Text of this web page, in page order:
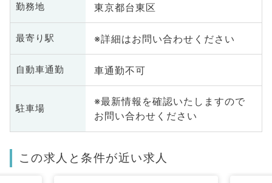
勤務地 東京都台東区
最寄り駅 ※詳細はお問い合わせください
自動車通勤 車通勤不可
駐車場
※最新情報を確認いたしますので
お問い合わせください
この求人と条件が近い求人